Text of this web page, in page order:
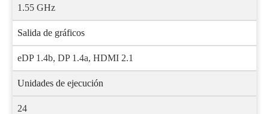
1.55 GHz
Salida de gráficos
eDP 1.4b, DP 1.4a, HDMI 2.1
Unidades de ejecución
24